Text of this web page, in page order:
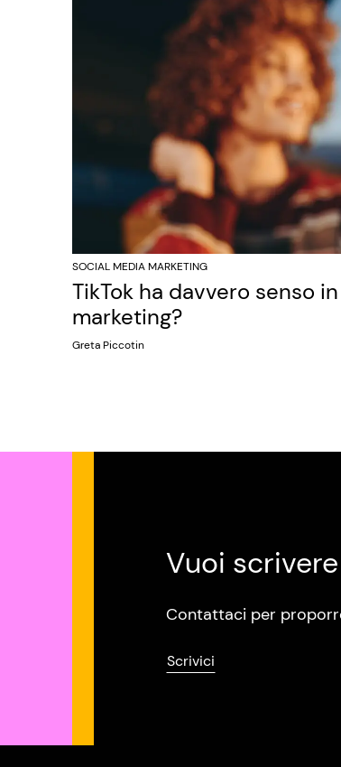
SOCIAL MEDIA MARKETING
TikTok ha davvero senso
marketing?
Greta Piccotin
Vuoi
Contattaci per
Scrivici